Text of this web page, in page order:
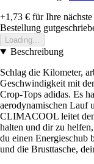
+1,73 € für Ihre
Bestellung
Loading...
Beschreibung
Schlag die Kilometer,
Geschwindigkeit mit
Crop-Tops adidas. Es
aerodynamischen Lauf
CLIMACOOL leitet
halten und dir zu
du einen Energieschub
und die Brusttasche,